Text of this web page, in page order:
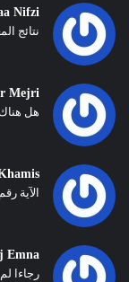
Nifzi
نتائج
Mejri
هل
الآية رقم ١١ بها خطأ لا تَسْمَعُ فِيها لاغِيَةً لقد ضمت التا...
Emna
رجاءا